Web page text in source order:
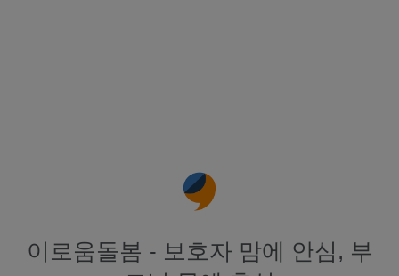
이로움돌봄 - 보호자 맘에 안심, 부